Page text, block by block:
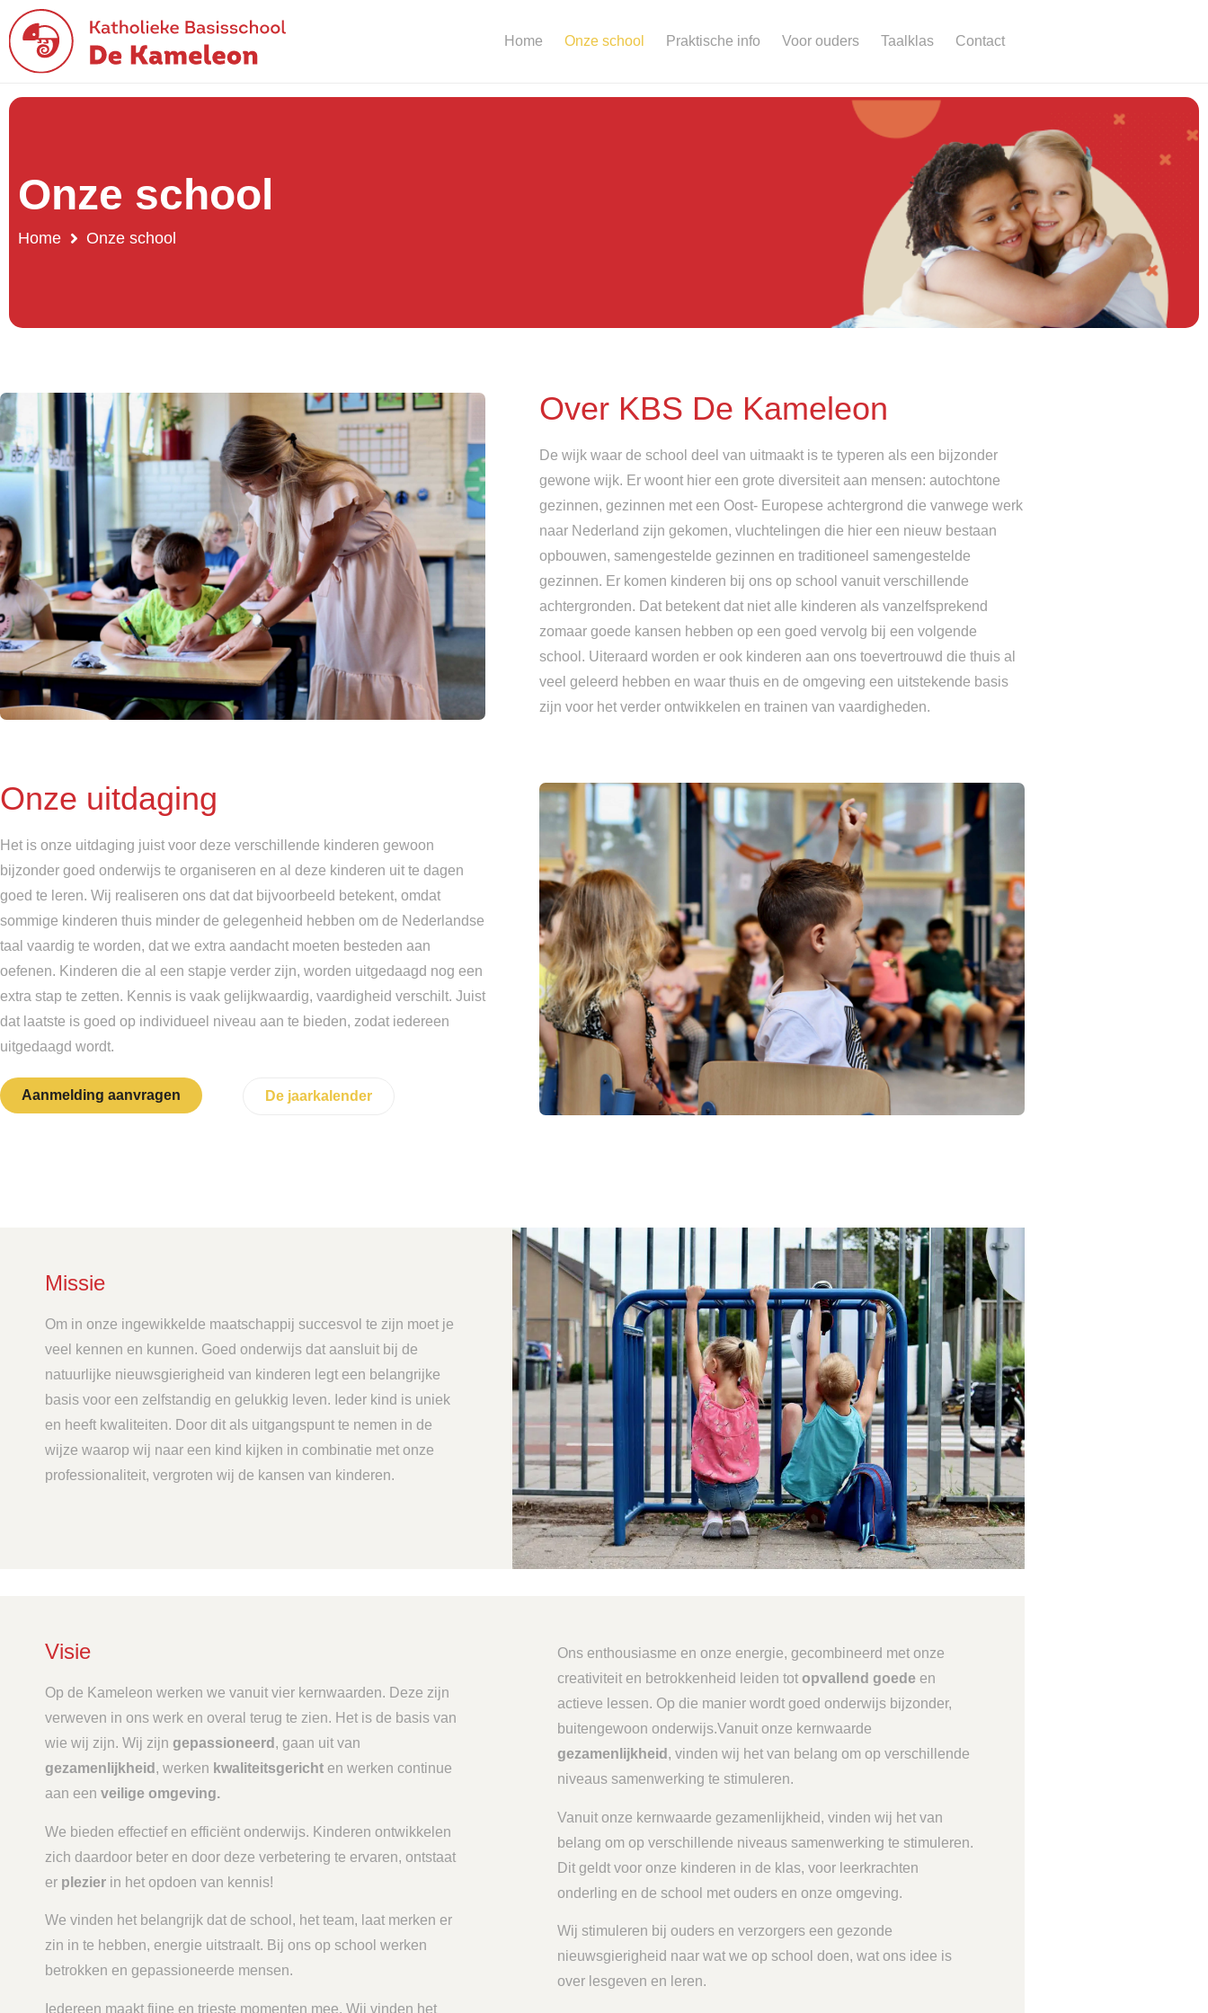
Home Onze school Praktische info Voor ouders Taalklas Contact
Onze school
Home Onze school
Over KBS De Kameleon
De wijk waar de school deel van uitmaakt is te typeren als een bijzonder
gewone wijk. Er woont hier een grote diversiteit aan mensen: autochtone
gezinnen, gezinnen met een Oost- Europese achtergrond die vanwege werk
naar Nederland zijn gekomen, vluchtelingen die hier een nieuw bestaan
opbouwen, samengestelde gezinnen en traditioneel samengestelde
gezinnen. Er komen kinderen bij ons op school vanuit verschillende
achtergronden. Dat betekent dat niet alle kinderen als vanzelfsprekend
zomaar goede kansen hebben op een goed vervolg bij een volgende
school. Uiteraard worden er ook kinderen aan ons toevertrouwd die thuis al
veel geleerd hebben en waar thuis en de omgeving een uitstekende basis
zijn voor het verder ontwikkelen en trainen van vaardigheden.
Onze uitdaging
Het is onze uitdaging juist voor deze verschillende kinderen gewoon
bijzonder goed onderwijs te organiseren en al deze kinderen uit te dagen
goed te leren. Wij realiseren ons dat dat bijvoorbeeld betekent, omdat
sommige kinderen thuis minder de gelegenheid hebben om de Nederlandse
taal vaardig te worden, dat we extra aandacht moeten besteden aan
oefenen. Kinderen die al een stapje verder zijn, worden uitgedaagd nog een
extra stap te zetten. Kennis is vaak gelijkwaardig, vaardigheid verschilt. Juist
dat laatste is goed op individueel niveau aan te bieden, zodat iedereen
uitgedaagd wordt.
Aanmelding aanvragen De jaarkalender
Missie
Om in onze ingewikkelde maatschappij succesvol te zijn moet je
veel kennen en kunnen. Goed onderwijs dat aansluit bij de
natuurlijke nieuwsgierigheid van kinderen legt een belangrijke
basis voor een zelfstandig en gelukkig leven. Ieder kind is uniek
en heeft kwaliteiten. Door dit als uitgangspunt te nemen in de
wijze waarop wij naar een kind kijken in combinatie met onze
professionaliteit, vergroten wij de kansen van kinderen.
Visie
Op de Kameleon werken we vanuit vier kernwaarden. Deze zijn
verweven in ons werk en overal terug te zien. Het is de basis van
wie wij zijn. Wij zijn gepassioneerd , gaan uit van
gezamenlijkheid , werken kwaliteitsgericht en werken continue
aan een veilige omgeving.
We bieden effectief en efficiënt onderwijs. Kinderen ontwikkelen
zich daardoor beter en door deze verbetering te ervaren, ontstaat
er plezier in het opdoen van kennis!
We vinden het belangrijk dat de school, het team, laat merken er
zin in te hebben, energie uitstraalt. Bij ons op school werken
betrokken en gepassioneerde mensen.
Iedereen maakt fijne en trieste momenten mee. Wij vinden het
Ons enthousiasme en onze energie, gecombineerd met onze
creativiteit en betrokkenheid leiden totopvallend goede en
actieve lessen. Op die manier wordt goed onderwijs bijzonder,
buitengewoon onderwijs.Vanuit onze kernwaarde
gezamenlijkheid , vinden wij het van belang om op verschillende
niveaus samenwerking te stimuleren.
Vanuit onze kernwaarde gezamenlijkheid, vinden wij het van
belang om op verschillende niveaus samenwerking te stimuleren.
Dit geldt voor onze kinderen in de klas, voor leerkrachten
onderling en de school met ouders en onze omgeving.
Wij stimuleren bij ouders en verzorgers een gezonde
nieuwsgierigheid naar wat we op school doen, wat ons idee is
over lesgeven en leren.